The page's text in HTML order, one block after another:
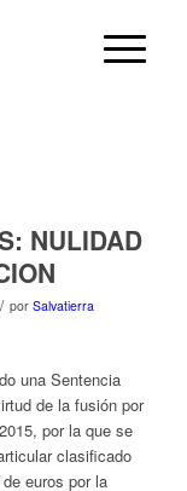
NULIDAD
/ por Salvatierra
una Sentencia
de la fusión por
por la que se
clasificado
euros por la